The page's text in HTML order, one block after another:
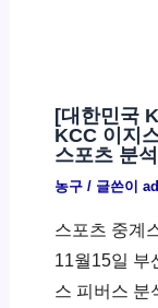
[대한민국
KCC 이지
스포츠 분
농구/ 글쓴이
스포츠 중계
11월15일 부
스 피버스 분